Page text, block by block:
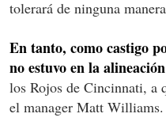
tolerará de ninguna
En tanto, como castigo
no estuvo en la
los Rojos de Cincinnati, a
el manager Matt Williams.